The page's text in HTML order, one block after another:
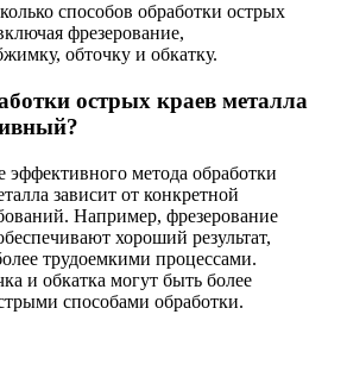
способов обработки острых
фрезерование,
обточку и обкатку.
острых краев металла
эффективного метода обработки
зависит от конкретной
Например, фрезерование
хороший результат,
трудоемкими процессами.
и обкатка могут быть более
способами обработки.